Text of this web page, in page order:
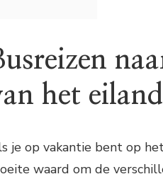
het
je op vakantie bent op
waard om de